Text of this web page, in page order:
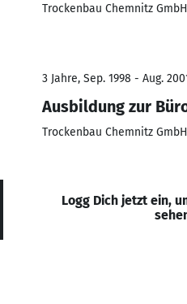
Trockenbau Chemnitz GmbH
3 Jahre, Sep. 1998 - Aug.
Ausbildung zur
Trockenbau Chemnitz GmbH
Logg Dich jetzt ein,